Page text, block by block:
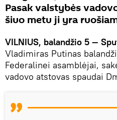
Pasak valstybės
šiuo metu ji yra
VILNIUS, balandžio 5 —
Vladimiras Putinas
Federalinei asamblėjai,
vadovo atstovas spaudai